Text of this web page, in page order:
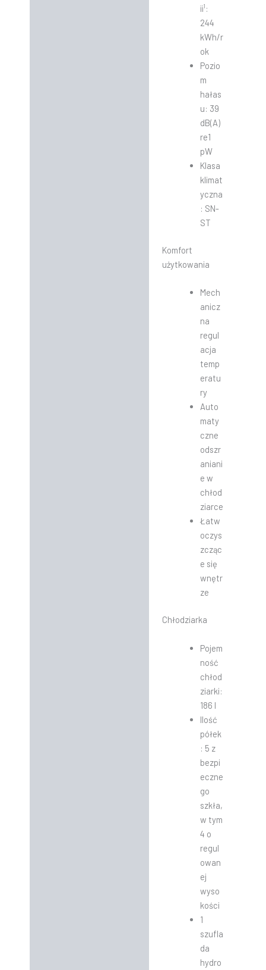
ii¹:
244
kWh/r
ok
Pozio
m
hałas
u: 39
dB(A)
re1
pW
Klasa
klimat
yczna
: SN-
ST
Komfort
użytkowania
Mech
anicz
na
regul
acja
temp
eratu
ry
Auto
maty
czne
odszr
aniani
e w
chłod
ziarce
Łatw
oczys
zcząc
e się
wnętr
ze
Chłodziarka
Pojem
ność
chłod
ziarki:
186 l
Ilość
półek
: 5 z
bezpi
eczne
go
szkła,
w tym
4 o
regul
owan
ej
wyso
kości
1
szufla
da
hydro